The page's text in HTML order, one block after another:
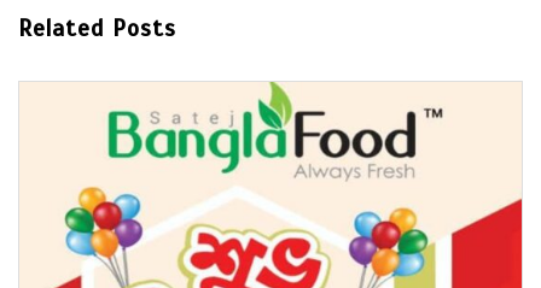
Related Posts